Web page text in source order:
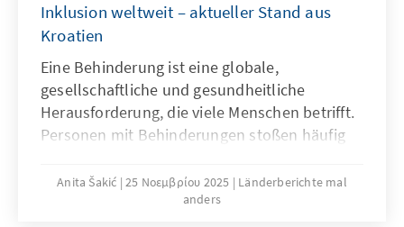
Inklusion weltweit – aktueller Stand aus
Kroatien
Eine Behinderung ist eine globale,
gesellschaftliche und gesundheitliche
Herausforderung, die viele Menschen betrifft.
Personen mit Behinderungen stoßen häufig
zu Bildung, Dienstleistungen und
Beschäftigung. In Kroatien wurden zwar
Anita Šakić 25 Νοεμβρίου 2025
Länderberichte mal
anders